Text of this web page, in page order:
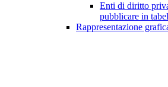
Enti di diritto
pubblicare in
Rappresentazione